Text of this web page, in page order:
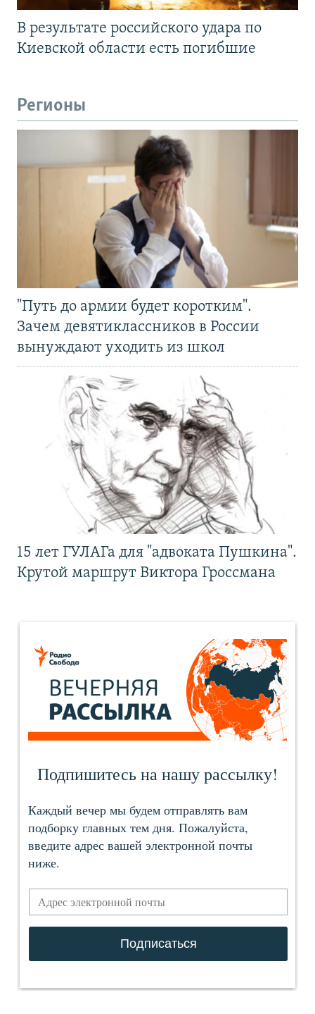
В результате российского удара по
Киевской области есть погибшие
Регионы
"Путь до армии будет коротким".
Зачем девятиклассников в России
вынуждают уходить из школ
15 лет ГУЛАГа для "адвоката Пушкина".
Крутой маршрут Виктора Гроссмана